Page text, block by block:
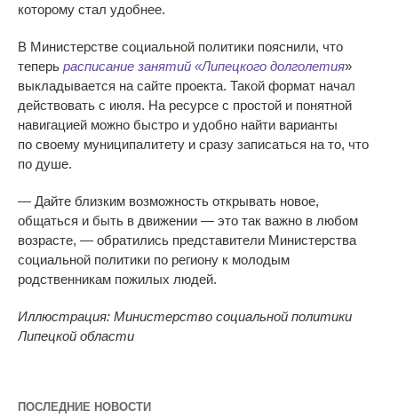
которому стал удобнее.
В Министерстве социальной политики пояснили, что
теперь расписание занятий «Липецкого долголетия»
выкладывается на сайте проекта. Такой формат начал
действовать с июля. На ресурсе с простой и понятной
навигацией можно быстро и удобно найти варианты
по своему муниципалитету и сразу записаться на то, что
по душе.
— Дайте близким возможность открывать новое,
общаться и быть в движении — это так важно в любом
возрасте, — обратились представители Министерства
социальной политики по региону к молодым
родственникам пожилых людей.
Иллюстрация: Министерство социальной политики
Липецкой области
ПОСЛЕДНИЕ НОВОСТИ